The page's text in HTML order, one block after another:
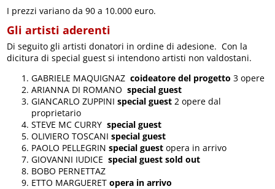
I prezzi variano da 90 a 10.000 euro.
Gli artisti aderenti
Di seguito gli artisti donatori in ordine di adesione. Con la
dicitura di special guest si intendono artisti non valdostani.
GABRIELE MAQUIGNAZcoideatore del progetto3 opere
ARIANNA DI ROMANO special guest
GIANCARLO ZUPPINIspecial guest 2 opere dal
proprietario
STEVE MC CURRY special guest
OLIVIERO TOSCANIspecial guest
PAOLO PELLEGRINspecial guestopera in arrivo
GIOVANNI IUDICE special guest sold out
BOBO PERNETTAZ
ETTO MARGUERETopera in arrivo